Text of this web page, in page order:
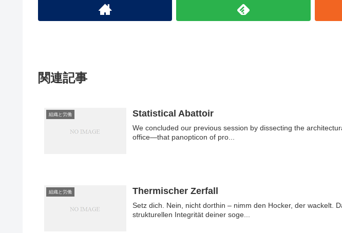
関連記事
組織と労働 Statistical Abattoir
We concluded our previous session by dissecting the
office—that panopticon of pro...
組織と労働 Thermischer Zerfall
Setz dich. Nein, nicht dorthin – nimm den Hocker, der wackelt.
strukturellen Integrität deiner soge...